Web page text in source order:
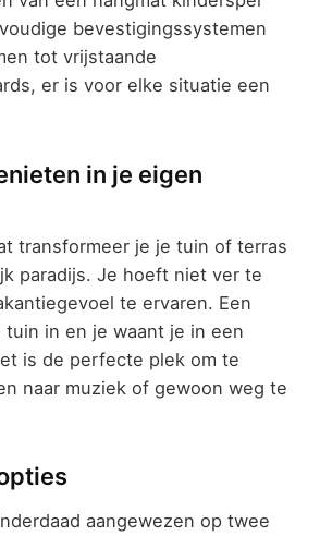
bevestigingssystemen
tot vrijstaande
er is voor elke situatie een
in je eigen
transformeer je je tuin of terras
paradijs. Je hoeft niet ver te
te ervaren. Een
tuin in en je waant je in een
is de perfecte plek om te
naar muziek of gewoon weg te
aangewezen op twee